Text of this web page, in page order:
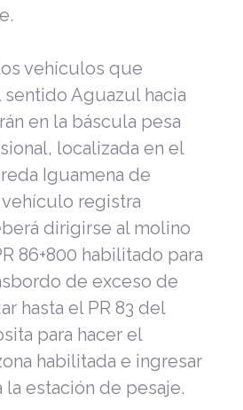
vehículos que
sentido Aguazul hacia
en la báscula pesa
localizada en el
Iguamena de
registra
dirigirse al molino
86+800 habilitado para
de exceso de
hasta el PR 83 del
para hacer el
habilitada e ingresar
la estación de pesaje.